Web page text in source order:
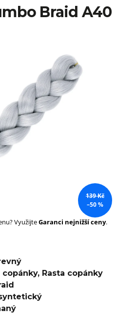
Braid A40
139 Kč
–50 %
VyužijteGaranci nejnižší ceny.
copánky, Rasta copánky